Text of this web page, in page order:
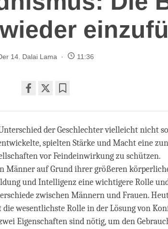
14. Dalai Lama 11:36
on
facebookder Geschlechter vielleicht nicht
spielten Stärke und Macht eine
vor Feindeinwirkung zu schützen.
Männer auf Grund ihrer größeren
und Intelligenz eine wichtigere Rolle
zwischen Männern und Frauen.
wesentlichste Rolle in der Lösung von
Eigenschaften sind nötig, um den